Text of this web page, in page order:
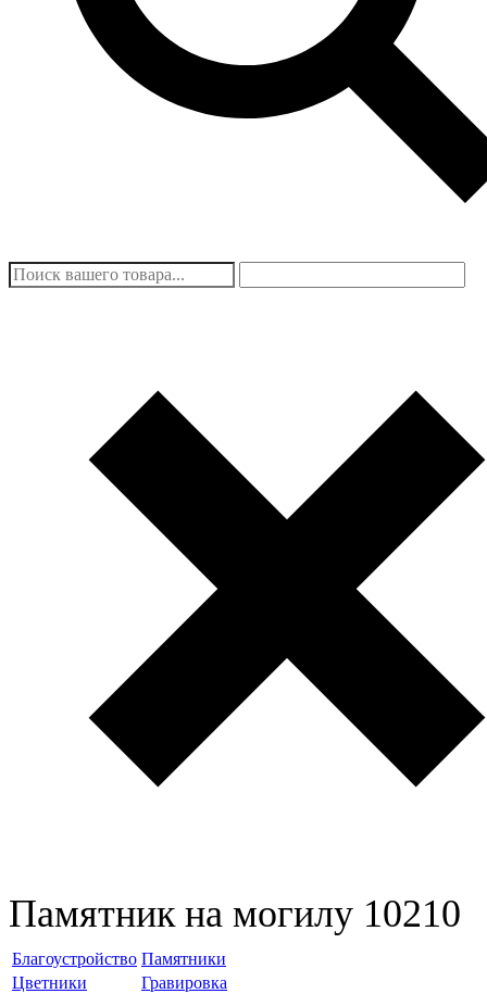
Памятник на могилу 10210
Благоустройство Памятники
Цветники
Гравировка